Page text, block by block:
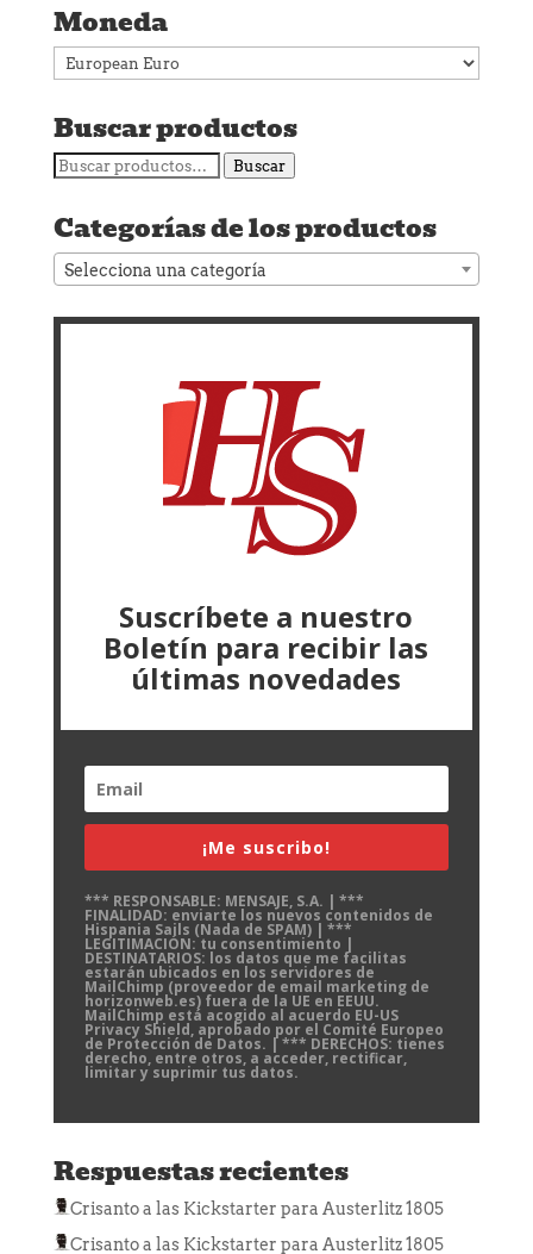
Moneda
Buscar productos
Buscar
Buscar
Categorías de los productos
Selecciona una categoría
Suscríbete a nuestro
Boletín para recibir las
últimas novedades
¡Me suscribo!
*** RESPONSABLE: MENSAJE, S.A. | ***
FINALIDAD: enviarte los nuevos contenidos de
Hispania Sails (Nada de SPAM) | ***
LEGITIMACIÓN: tu consentimiento |
DESTINATARIOS: los datos que me facilitas
estarán ubicados en los servidores de
MailChimp (proveedor de email marketing de
horizonweb.es) fuera de la UE en EEUU.
MailChimp está acogido al acuerdo EU-US
Privacy Shield, aprobado por el Comité Europeo
de Protección de Datos. | *** DERECHOS: tienes
derecho, entre otros, a acceder, rectificar,
limitar y suprimir tus datos.
Respuestas recientes
Crisantoa las Kickstarter para Austerlitz 1805
Crisantoa las Kickstarter para Austerlitz 1805